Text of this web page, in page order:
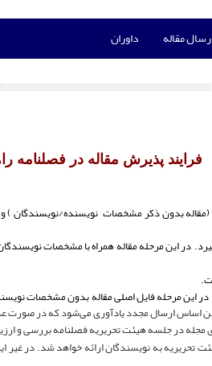
مقاله داوران
فرایند پذیرش مقاله در فصلنامه
(مقاله بدون ذکر مشخصات نویسنده/
در این مرحله مقاله همراه با مشخصات
اساس ارسال مجدد یادآوری می‌شود که در صورت
به نویسندگان ارائه خواهد شد. در غیر